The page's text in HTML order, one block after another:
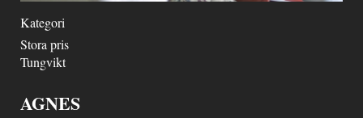
Kategori
Stora pris
Tungvikt
AGNES